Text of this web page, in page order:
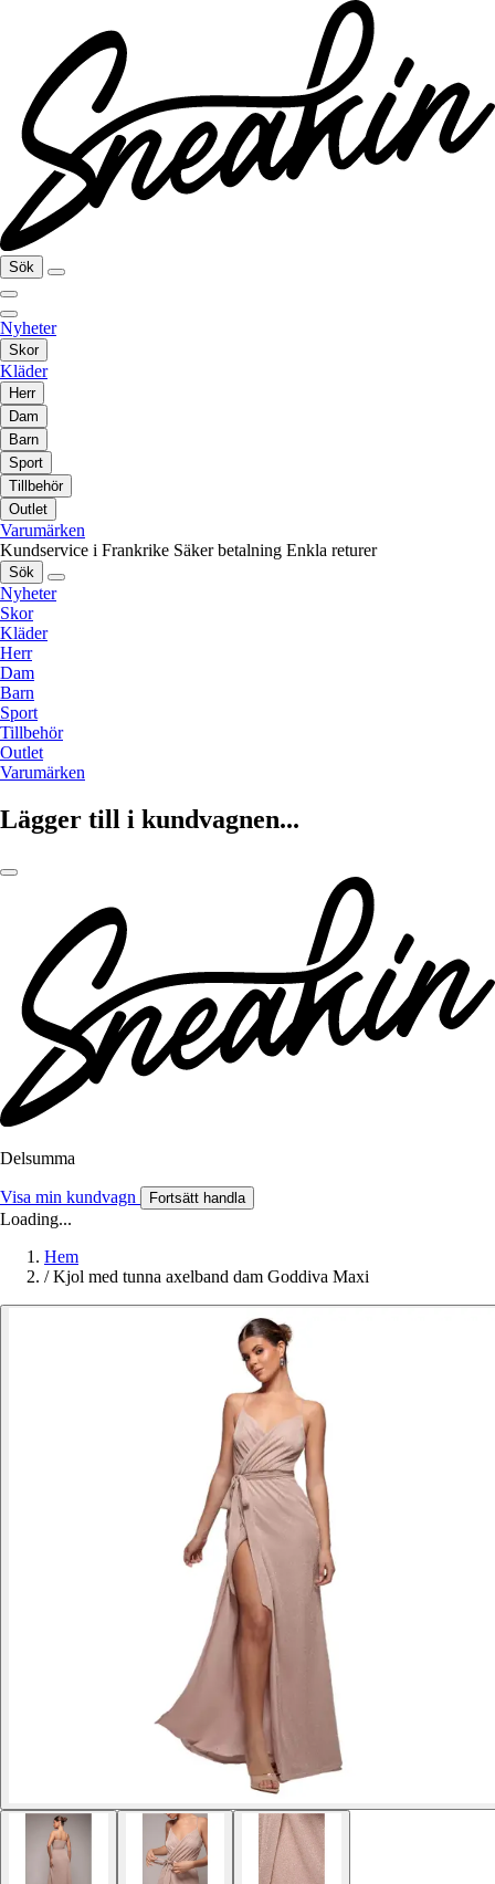
Sök
Nyheter
Skor
Kläder
Herr
Dam
Barn
Sport
Tillbehör
Outlet
Varumärken
Kundservice i Frankrike Säker betalning Enkla returer
Sök
Nyheter
Skor
Kläder
Herr
Dam
Barn
Sport
Tillbehör
Outlet
Varumärken
Lägger till i kundvagnen...
Delsumma
Visa min kundvagn Fortsätt handla
Loading...
Hem
/ Kjol med tunna axelband dam Goddiva Maxi